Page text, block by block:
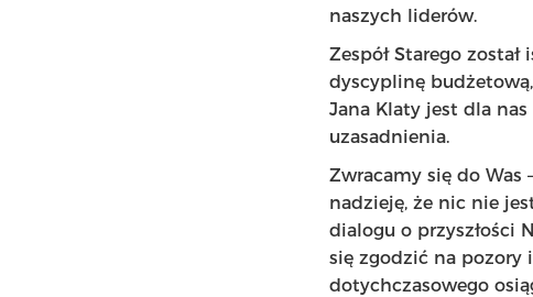
naszych liderów.
Zespół Starego
dyscyplinę
Jana Klaty jest dla
uzasadnienia.
Zwracamy się do Was
nadzieję, że nic nie
dialogu o przyszłości
się zgodzić na pozory
dotychczasowego